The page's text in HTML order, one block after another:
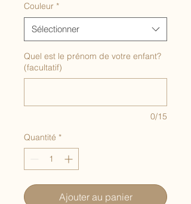
Couleur *
Sélectionner
Quel est le prénom de votre enfant?
(facultatif)
0/15
Quantité *
Ajouter au panier